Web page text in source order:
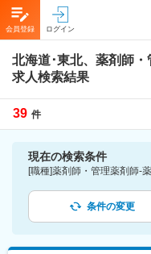
会員登録 ログイン
北海道･東北、薬剤師
求人検索結果
39 件
現在の検索条件
条件の変更